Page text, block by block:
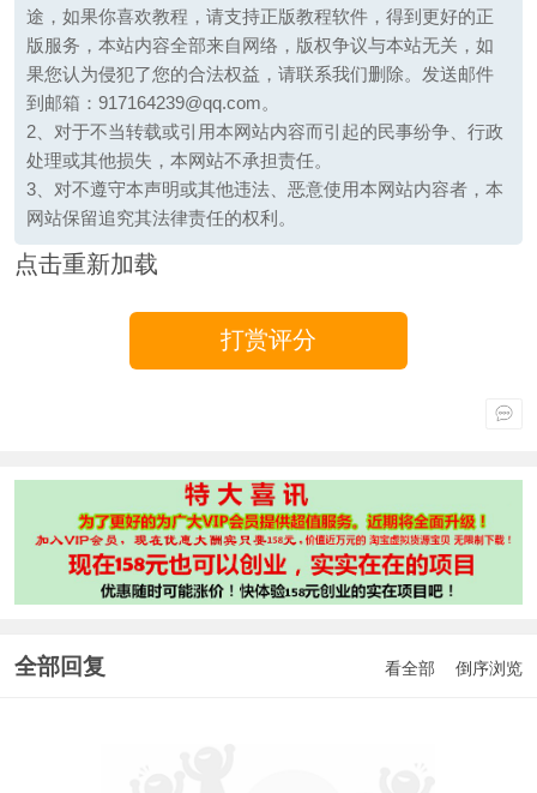
途，如果你喜欢教程，请支持正版教程软件，得到更好的正
版服务，本站内容全部来自网络，版权争议与本站无关，如
果您认为侵犯了您的合法权益，请联系我们删除。发送邮件
到邮箱：917164239@qq.com。
2、对于不当转载或引用本网站内容而引起的民事纷争、行政
处理或其他损失，本网站不承担责任。
3、对不遵守本声明或其他违法、恶意使用本网站内容者，本
网站保留追究其法律责任的权利。
点击重新加载
打赏评分
全部回复 看全部 倒序浏览